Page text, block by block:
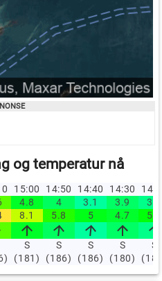
og temperatur nå
15:00 14:50 14:40 14:30
4.8 4 3.1 3.9
3.4
8.1 5.8 5 4.7 5.2
S
(181)
S
(186)
S
(186)
S
(180)
S